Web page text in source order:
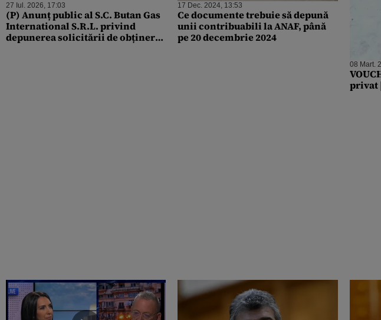
27 Iul. 2026, 17:03
(P) Anunț public al S.C. Butan Gas
International S.R.L. privind
depunerea solicitării de obținere
17 Dec. 2024, 13:53
Ce documente trebuie să depună
unii contribuabili la ANAF, până
pe 20 decembrie 2024
08 Mart.
privat